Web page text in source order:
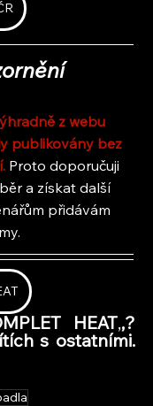
z webu
publikovány bez
Proto doporučuji
a získat další
přidávám
HEAT,,?
s ostatními.